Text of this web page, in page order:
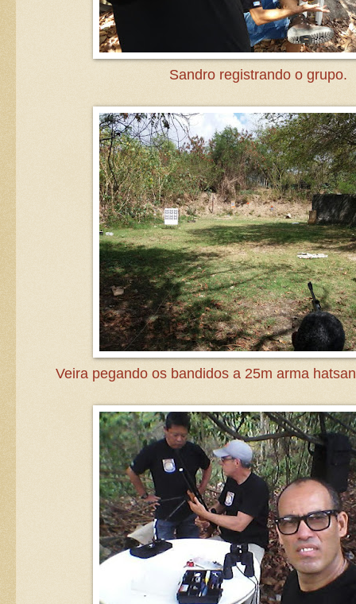
Sandro registrando o grupo.
Veira pegando os bandidos a 25m arma